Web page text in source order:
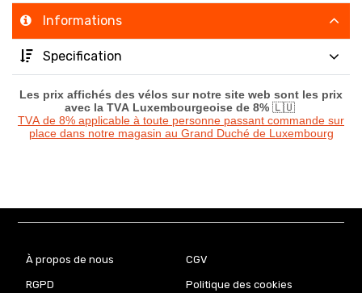
Informations
Specification
Les prix affichés des vélos sur notre site web sont les prix
avec la TVA Luxembourgeoise de 8% 🇱🇺
TVA de 8% applicable à toute personne passant commande sur
place dans notre magasin au Grand Duché de Luxembourg
À propos de nous CGV
RGPD Politique des cookies